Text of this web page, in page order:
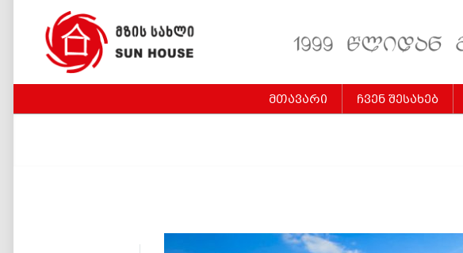
მთავარი ჩვენ შესახებ